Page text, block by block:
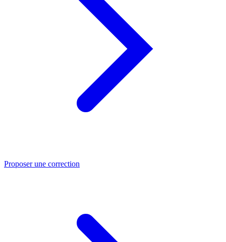
Proposer une correction